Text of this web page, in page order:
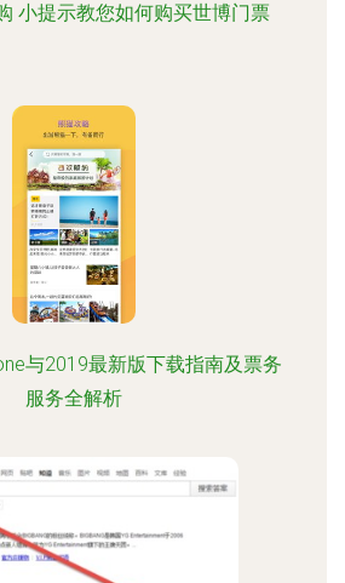
小提示教您如何购买世博门票
与2019最新版下载指南及票务
服务全解析